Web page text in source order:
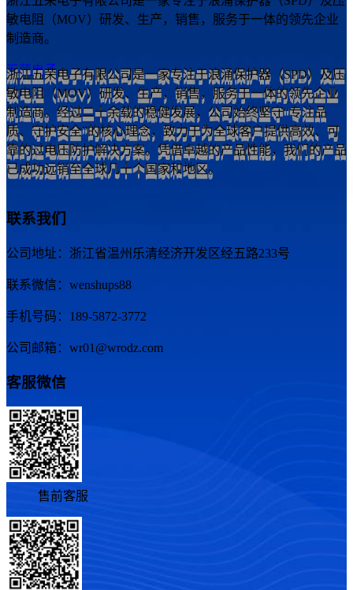
敏电阻（MOV）研发、生产，销售，服务于一体的领先企业
制造商。
五荣电子
浙江五荣电子有限公司是一家专注于浪涌保护器（SPD）及压
敏电阻（MOV）研发、生产，销售，服务于一体的领先企业
制造商。经过二十余载的稳健发展，公司始终坚守“专注品
质、守护安全”的核心理念，致力于为全球客户提供高效、可
靠的过电压防护解决方案。凭借卓越的产品性能，我们的产品
已成功远销至全球几十个国家和地区。
联系我们
公司地址：浙江省温州乐清经济开发区经五路233号
联系微信：wenshups88
手机号码：189-5872-3772
公司邮箱：wr01@wrodz.com
客服微信
售前客服